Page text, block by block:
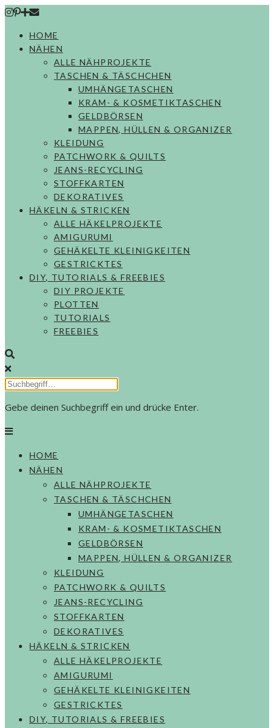
Skip
contentHOME
NÄHEN
ALLE NÄHPROJEKTE
TASCHEN & TÄSCHCHEN
UMHÄNGETASCHEN
KRAM- & KOSMETIKTASCHEN
GELDBÖRSEN
MAPPEN, HÜLLEN & ORGANIZER
KLEIDUNG
PATCHWORK & QUILTS
JEANS-RECYCLING
STOFFKARTEN
DEKORATIVES
HÄKELN & STRICKEN
ALLE HÄKELPROJEKTE
AMIGURUMI
GEHÄKELTE KLEINIGKEITEN
GESTRICKTES
DIY, TUTORIALS & FREEBIES
DIY PROJEKTE
PLOTTEN
TUTORIALS
FREEBIES
Gebe deinen Suchbegriff ein und drücke Enter.
HOME
NÄHEN
ALLE NÄHPROJEKTE
TASCHEN & TÄSCHCHEN
UMHÄNGETASCHEN
KRAM- & KOSMETIKTASCHEN
GELDBÖRSEN
MAPPEN, HÜLLEN & ORGANIZER
KLEIDUNG
PATCHWORK & QUILTS
JEANS-RECYCLING
STOFFKARTEN
DEKORATIVES
HÄKELN & STRICKEN
ALLE HÄKELPROJEKTE
AMIGURUMI
GEHÄKELTE KLEINIGKEITEN
GESTRICKTES
DIY, TUTORIALS & FREEBIES